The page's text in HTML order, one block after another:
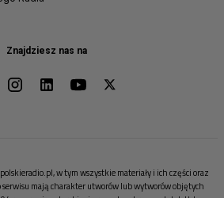
Znajdziesz nas na
w tym wszystkie materiały i ich części oraz
serwisu mają charakter utworów lub wytworów objętych